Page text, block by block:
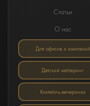
Статьи
О нас
Для офисов и компаний
Детский кейтеринг
Коктейль-вечеринка